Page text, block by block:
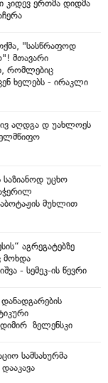
კიდევ ერთმა დიდმა
"სასწრაფოდ
მთავარი
რომლებიც
ხელებს - ირაკლი
აღდგა დ უახლოეს
უცხო
მუხლით
აგრეგატებზე
მოხდა
- სემეკ-ის წევრი
ზელენსკი
სამსახურმა